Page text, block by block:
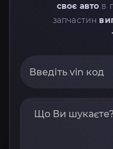
своє авто в
запчастин